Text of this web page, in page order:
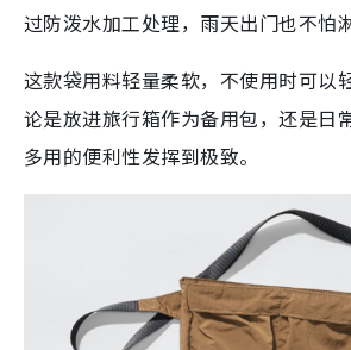
过防泼水加工处理，雨天出门也不怕
这款袋用料轻量柔软，不使用时可以
论是放进旅行箱作为备用包，还是日
多用的便利性发挥到极致。